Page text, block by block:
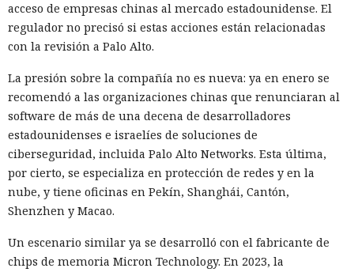
acceso de empresas chinas al mercado estadounidense. El
regulador no precisó si estas acciones están relacionadas
con la revisión a Palo Alto.
La presión sobre la compañía no es nueva: ya en enero se
recomendó a las organizaciones chinas que renunciaran al
software de más de una decena de desarrolladores
estadounidenses e israelíes de soluciones de
ciberseguridad, incluida Palo Alto Networks. Esta última,
por cierto, se especializa en protección de redes y en la
nube, y tiene oficinas en Pekín, Shanghái, Cantón,
Shenzhen y Macao.
Un escenario similar ya se desarrolló con el fabricante de
chips de memoria Micron Technology. En 2023, la
10:34 / 07.08.2026
secretos de 165 empresas.